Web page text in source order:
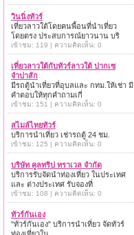
วินนิ่งทัวร์
เที่ยวลาวใต้โดยคนพื้อนที่นำเที่ยว
โดยตรง ประสบการณ์ยาวนาน บริ
เข้าชม: 119 | ความคิดเห็น: 0
เที่ยวลาวใต้กับทัวร์ลาวใต้ ปากเซ
จำปาสัก
มีรถตู้นำเที่ยวที่อุบลและ กทม.ให้เช่า มี
คำตอบให้ทุกคำถามเกี่
เข้าชม: 151 | ความคิดเห็น: 0
สไมล์ไทยทัวร์
บริการนำเที่ยว เช่ารถตู้ 24 ชม.
เข้าชม: 125 | ความคิดเห็น: 0
บริษัท คูลทริป ทราเวล จำกัด
บริการรับจัดนำท่องเที่ยว ในประเทศ
และ ต่างประเทศ รับจองที่
เข้าชม: 108 | ความคิดเห็น: 0
ทัวร์กันเอง
"ทัวร์กันเอง" บริการนำเที่ยว จัดทัวร์